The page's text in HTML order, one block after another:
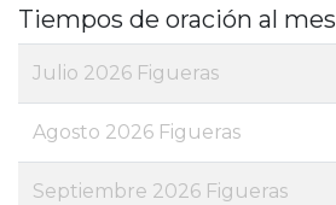
Tiempos de oración al mes
Julio 2026 Figueras
Agosto 2026 Figueras
Septiembre 2026 Figueras